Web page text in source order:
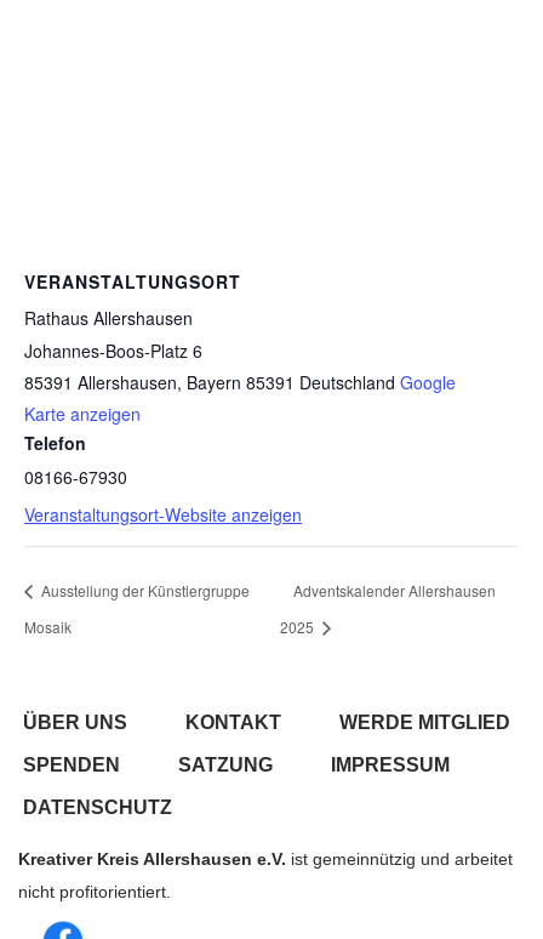
VERANSTALTUNGSORT
Rathaus Allershausen
Johannes-Boos-Platz 6
85391 Allershausen, Bayern 85391 Deutschland Google
Karte anzeigen
Telefon
08166-67930
Veranstaltungsort-Website anzeigen
Ausstellung der Künstlergruppe
Mosaik
Adventskalender Allershausen
2025
ÜBER UNS KONTAKT WERDE MITGLIED
SPENDEN SATZUNG IMPRESSUM
DATENSCHUTZ
Kreativer Kreis Allershausen e.V. ist gemeinnützig und arbeitet
nicht profitorientiert.